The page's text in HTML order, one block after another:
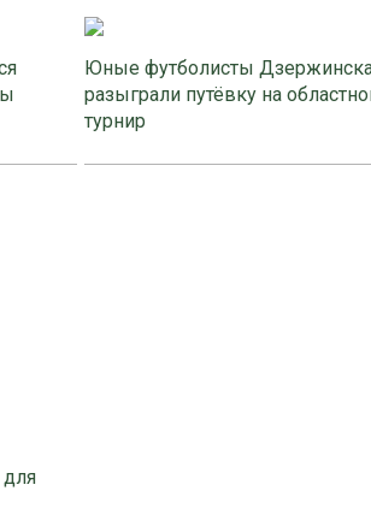
Юные футболисты
разыграли путёвку на
турнир
для